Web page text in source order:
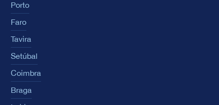
Porto
Faro
Tavira
Setúbal
Coimbra
Braga